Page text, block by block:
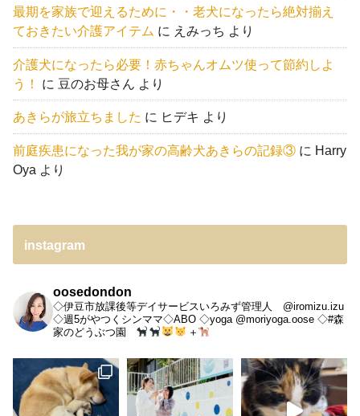
最期を家族で迎えるために・・老犬になったら絶対揃え
ておきたい介護アイテム に えみっち より
介護犬になったら必要！赤ちゃんオムツ使って節約しよ
う！
に 豆のお母さん より
あきらが旅立ちました に ヒデキ より
前庭疾患になった我が家の高齢犬あきらの記録③ に Harry
Oya より
instagram
oosedondon
◇伊豆市放課後等デイサービスいろみず管理人 @iromizu.izu
◇週5がやつくシンママ◇ABO ◇yoga @moriyoga.oose ◇#森
家のどうぶつ園
＋